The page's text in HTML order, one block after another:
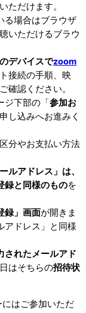
ただけます。
る場合はブラウザ
いただけるブラウ
デバイスでzoom
接続の手順、映
確認ください。
ジ下部の「参加お
し込みへお進みく
分やお支払い方法
ルアドレス」は、
録と同様のものを
録」画面が開きま
アドレス」と同様
されたメールアド
はそちらの招待状
はご参加いただ